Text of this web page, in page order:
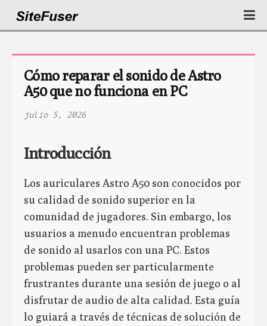
Cómo reparar el sonido de Astro
A50 que no funciona en PC
julio 5, 2026
Introducción
Los auriculares Astro A50 son conocidos por
su calidad de sonido superior en la
comunidad de jugadores. Sin embargo, los
usuarios a menudo encuentran problemas
de sonido al usarlos con una PC. Estos
problemas pueden ser particularmente
frustrantes durante una sesión de juego o al
disfrutar de audio de alta calidad. Esta guía
lo guiará a través de técnicas de solución de